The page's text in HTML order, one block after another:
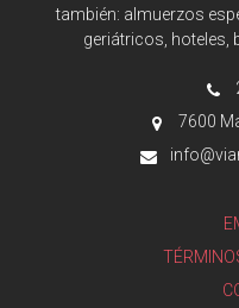
también: almuerzos
geriátricos, hoteles,
7600